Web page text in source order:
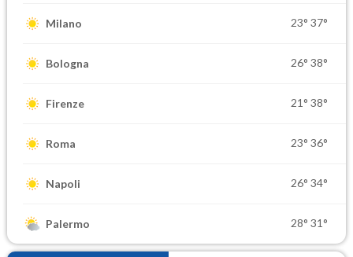
Milano 23° 37°
Bologna 26° 38°
Firenze 21° 38°
Roma 23° 36°
Napoli 26° 34°
Palermo 28° 31°